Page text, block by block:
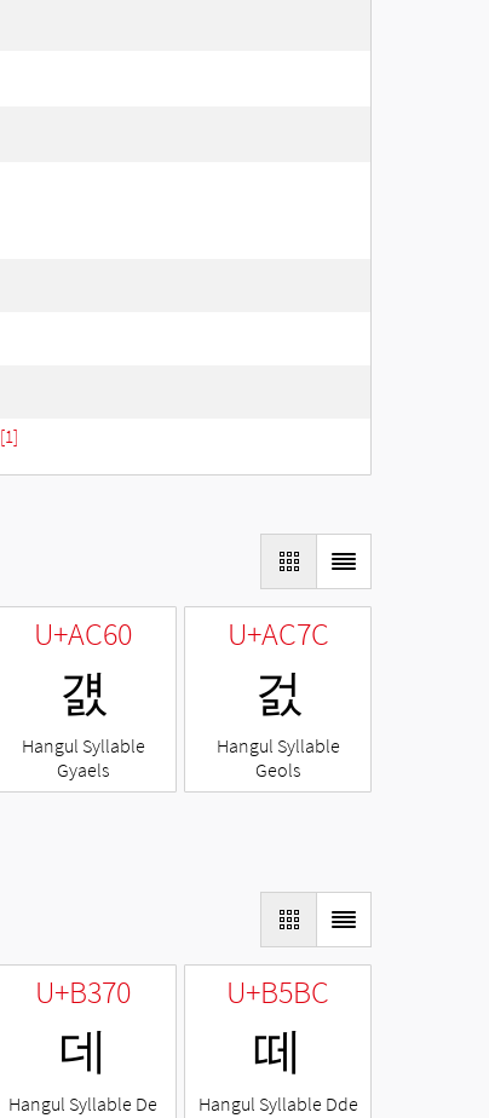
[1]
U+AC60
걠
Hangul Syllable
Gyaels
U+AC7C
걼
Hangul Syllable
Geols
U+B370
데
Hangul Syllable De
U+B5BC
떼
Hangul Syllable Dde